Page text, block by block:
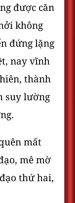
được căn
không
đứng lặng
nay vĩnh
thành
suy lường
mất
mê mờ
thứ hai,